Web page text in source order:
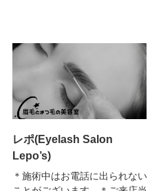
レポ(Eyelash Salon
Lepo’s)
＊施術中はお電話に出られない